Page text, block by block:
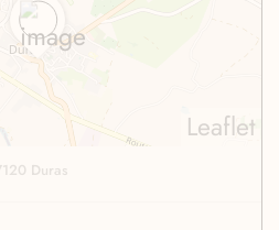
Leaflet
Duras